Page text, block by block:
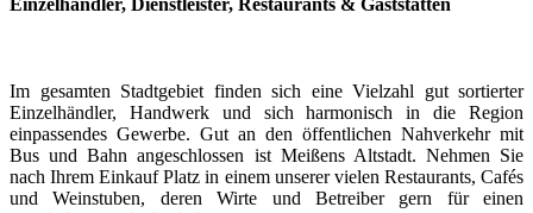
Einzelhändler, Dienstleister, Restaurants & Gaststätten
Im gesamten Stadtgebiet finden sich eine Vielzahl gut sortierter
Einzelhändler, Handwerk und sich harmonisch in die Region
einpassendes Gewerbe. Gut an den öffentlichen Nahverkehr mit
Bus und Bahn angeschlossen ist Meißens Altstadt. Nehmen Sie
nach Ihrem Einkauf Platz in einem unserer vielen Restaurants, Cafés
und Weinstuben, deren Wirte und Betreiber gern für einen